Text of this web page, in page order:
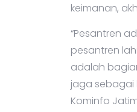
keimanan,
“Pesantren
pesantren
adalah
jaga sebagai
Kominfo